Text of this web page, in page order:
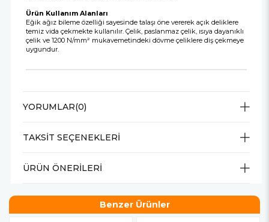
Ürün Kullanım Alanları
Eğik ağız bileme özelliği sayesinde talaşı öne vererek açık deliklere
temiz vida çekmekte kullanılır. Çelik, paslanmaz çelik, ısıya dayanıklı
çelik ve 1200 N/mm² mukavemetindeki dövme çeliklere diş çekmeye
uygundur.
YORUMLAR(0)
TAKSIT SEÇENEKLERI
ÜRÜN ÖNERILERI
Benzer Ürünler